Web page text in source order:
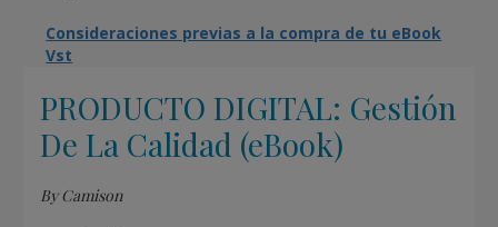
Consideraciones previas a la compra de tu eBook
Vst
PRODUCTO DIGITAL: Gestión
De La Calidad (eBook)
By Camison